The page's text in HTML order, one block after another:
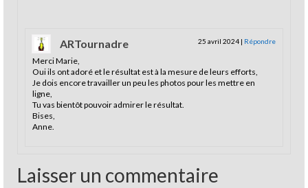
ARTournadre 25 avril 2024 | Répondre
Merci Marie,
Oui ils ont adoré et le résultat est à la mesure de leurs efforts,
Je dois encore travailler un peu les photos pour les mettre en
ligne,
Tu vas bientôt pouvoir admirer le résultat.
Bises,
Anne.
Laisser un commentaire